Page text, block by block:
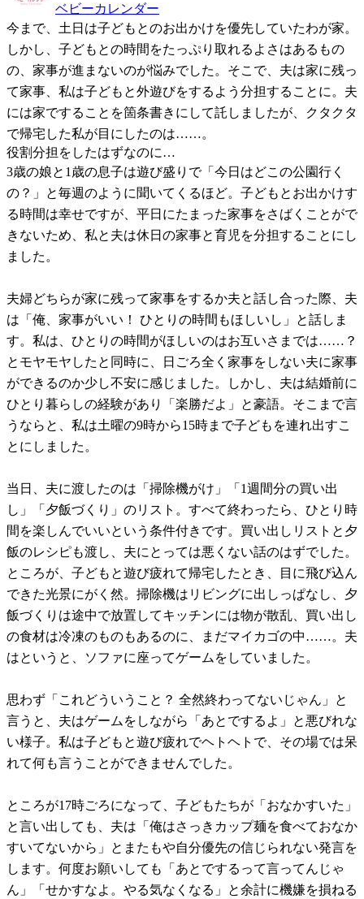
ベビーカレンダー
今まで、土日は子どもとのお出かけを優先していたわが家。
しかし、子どもとの時間をたっぷり取れるよさはあるもの
の、家事が進まないのが悩みでした。そこで、夫は家に残っ
て家事、私は子どもと外遊びをするよう分担することに。夫
には家ですることを箇条書きにして託しましたが、クタクタ
で帰宅した私が目にしたのは……。
役割分担をしたはずなのに…
3歳の娘と1歳の息子は遊び盛りで「今日はどこの公園行く
の？」と毎週のように聞いてくるほど。子どもとお出かけす
る時間は幸せですが、平日にたまった家事をさばくことがで
きないため、私と夫は休日の家事と育児を分担することにし
ました。
夫婦どちらが家に残って家事をするか夫と話し合った際、夫
は「俺、家事がいい！ ひとりの時間もほしいし」と話しま
す。私は、ひとりの時間がほしいのはお互いさまでは……？
とモヤモヤしたと同時に、日ごろ全く家事をしない夫に家事
ができるのか少し不安に感じました。しかし、夫は結婚前に
ひとり暮らしの経験があり「楽勝だよ」と豪語。そこまで言
うならと、私は土曜の9時から15時まで子どもを連れ出すこ
とにしました。
当日、夫に渡したのは「掃除機がけ」「1週間分の買い出
し」「夕飯づくり」のリスト。すべて終わったら、ひとり時
間を楽しんでいいという条件付きです。買い出しリストと夕
飯のレシピも渡し、夫にとっては悪くない話のはずでした。
ところが、子どもと遊び疲れて帰宅したとき、目に飛び込ん
できた光景にがく然。掃除機はリビングに出しっぱなし、夕
飯づくりは途中で放置してキッチンには物が散乱、買い出し
の食材は冷凍のものもあるのに、まだマイカゴの中……。夫
はというと、ソファに座ってゲームをしていました。
思わず「これどういうこと？ 全然終わってないじゃん」と
言うと、夫はゲームをしながら「あとでするよ」と悪びれな
い様子。私は子どもと遊び疲れでヘトヘトで、その場では呆
れて何も言うことができませんでした。
ところが17時ごろになって、子どもたちが「おなかすいた」
と言い出しても、夫は「俺はさっきカップ麺を食べておなか
すいてないから」とまたもや自分優先の信じられない発言を
します。何度お願いしても「あとでするって言ってんじゃ
ん」「せかすなよ。やる気なくなる」と余計に機嫌を損ねる